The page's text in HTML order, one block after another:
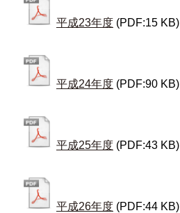
平成23年度 (PDF:15 KB)
平成24年度 (PDF:90 KB)
平成25年度 (PDF:43 KB)
平成26年度 (PDF:44 KB)